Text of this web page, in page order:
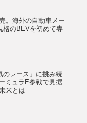
。海外の自動車メー
格のBEVを初めて専
のレース」に挑み続
ミュラE参戦で見据
来とは